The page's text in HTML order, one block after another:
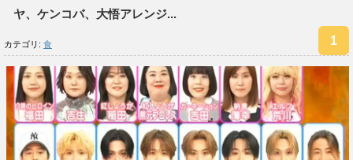
ヤ、ケンコバ、大悟アレンジ...
カテゴリ: 食